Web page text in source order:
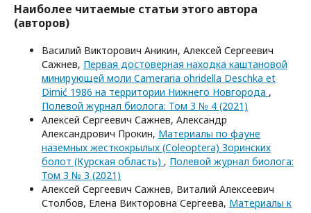
Наиболее читаемые статьи этого автора
(авторов)
Василий Викторович Аникин, Алексей Сергеевич
Сажнев, Первая достоверная находка каштановой
минирующей моли Cameraria ohridella Deschka et
Dimić 1986 на территории Нижнего Новгорода ,
Полевой журнал биолога: Том 3 № 4 (2021)
Алексей Сергеевич Сажнев, Александр
Александрович Прокин, Материалы по фауне
наземных жесткокрылых (Coleoptera) Зоринских
болот (Курская область) , Полевой журнал биолога:
Том 3 № 3 (2021)
Алексей Сергеевич Сажнев, Виталий Алексеевич
Столбов, Елена Викторовна Сергеева, Материалы к